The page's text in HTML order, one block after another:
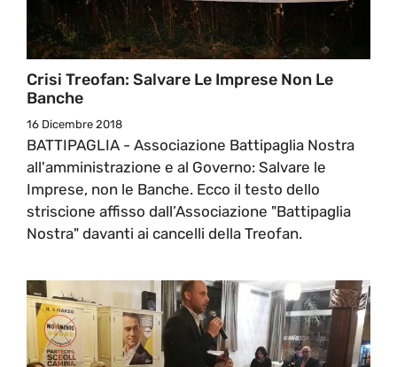
Crisi Treofan: Salvare Le Imprese Non Le
Banche
16 Dicembre 2018
BATTIPAGLIA - Associazione Battipaglia Nostra
all'amministrazione e al Governo: Salvare le
Imprese, non le Banche. Ecco il testo dello
striscione affisso dall’Associazione "Battipaglia
Nostra" davanti ai cancelli della Treofan.